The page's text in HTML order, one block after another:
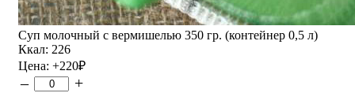
Суп молочный с вермишелью 350 гр. (контейнер 0,5 л)
Ккал: 226
Цена: +220₽
– +